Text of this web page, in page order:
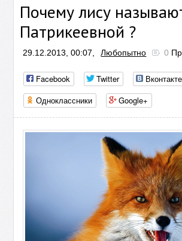
Почему лису
Патрикеевной ?
29.12.2013, 00:07, Любопытно 0
Facebook Twitter
Вконтакте
Одноклассники
Google+